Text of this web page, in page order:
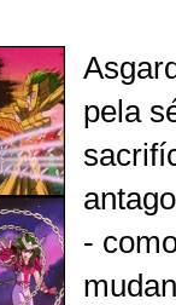
pela
-